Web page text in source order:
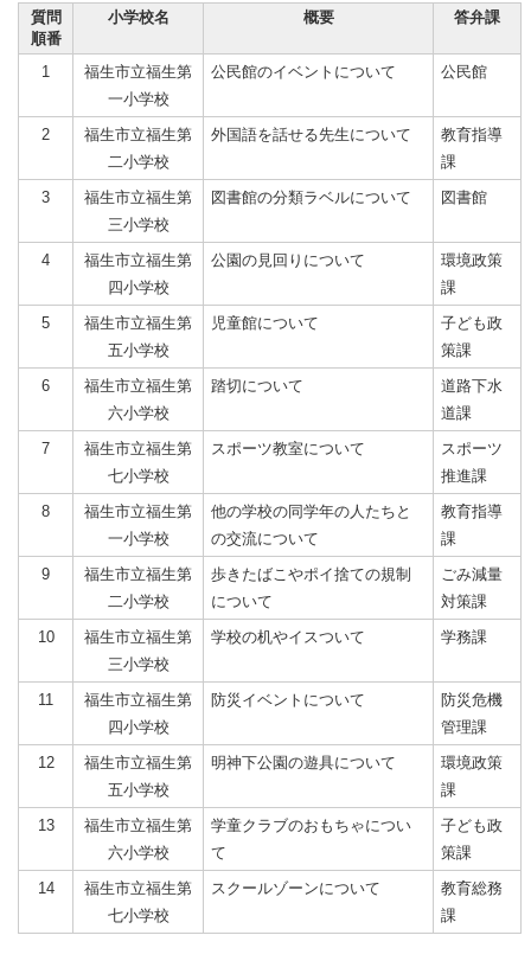
質問
順番
小学校名 概要 答弁課
1
福生市立福生第
一小学校
公民館のイベントについて 公民館
2
福生市立福生第
二小学校
外国語を話せる先生について
教育指導
課
3
福生市立福生第
三小学校
図書館の分類ラベルについて 図書館
4
福生市立福生第
四小学校
公園の見回りについて
環境政策
課
5
福生市立福生第
五小学校
児童館について
子ども政
策課
6
福生市立福生第
六小学校
踏切について
道路下水
道課
7
福生市立福生第
七小学校
スポーツ教室について
スポーツ
推進課
8
福生市立福生第
一小学校
他の学校の同学年の人たちと
の交流について
教育指導
課
9
福生市立福生第
二小学校
歩きたばこやポイ捨ての規制
について
ごみ減量
対策課
10
福生市立福生第
三小学校
学校の机やイスついて 学務課
11
福生市立福生第
四小学校
防災イベントについて
防災危機
管理課
12
福生市立福生第
五小学校
明神下公園の遊具について
環境政策
課
13
福生市立福生第
六小学校
学童クラブのおもちゃについ
て
子ども政
策課
14
福生市立福生第
七小学校
スクールゾーンについて
教育総務
課